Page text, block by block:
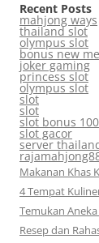
Recent Posts
mahjong ways
thailand slot
olympus slot
bonus new
joker gaming
princess slot
olympus slot
slot
slot
slot bonus 100
slot gacor
server
Makanan Khas
4 Tempat
Temukan
Resep dan